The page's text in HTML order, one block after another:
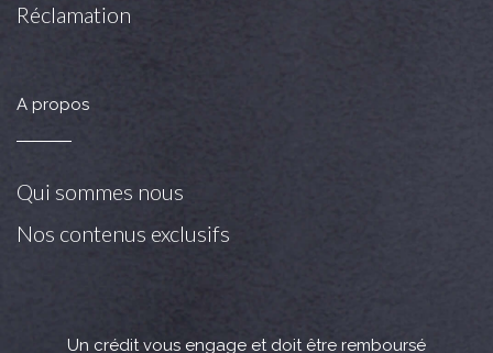
Réclamation
A propos
Qui sommes nous
Nos contenus exclusifs
Un crédit vous engage et doit être remboursé